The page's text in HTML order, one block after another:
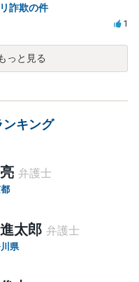
詐欺の件
1
っと見る
ンキング
弁護士
太郎 弁護士
県